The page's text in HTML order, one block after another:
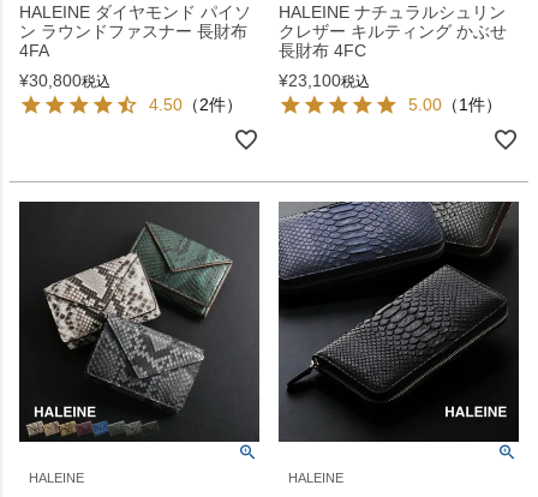
HALEINE ダイヤモンド パイソ
ン ラウンドファスナー 長財布
4FA
¥30,800税込
4.50 （2件）
HALEINE ナチュラルシュリン
クレザー キルティング かぶせ
長財布 4FC
¥23,100税込
5.00 （1件）
HALEINE HALEINE